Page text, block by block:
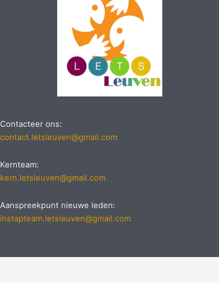
Contacteer ons:
contact.letsleuven@gmail.com
Kernteam:
kern.letsleuven@gmail.com
Aanspreekpunt nieuwe leden:
instapteam.letsleuven@gmail.com